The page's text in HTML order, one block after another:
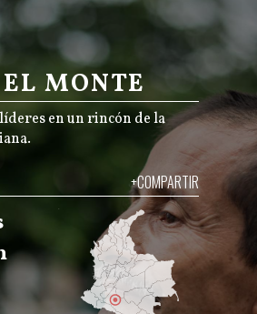
MONTE
en un rincón de la
+COMPARTIR